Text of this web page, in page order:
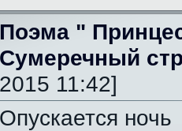
Поэма "
Сумеречный
2015 11:42]
Опускается ночь